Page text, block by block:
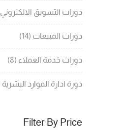
دورات التسويق الالكتروني
دورات المبيعات 14
دورات خدمة العملاء 8
دورة ادارة الموارد البشرية
Filter By Price